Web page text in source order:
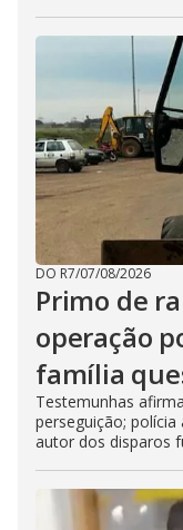
DO R7/07/08/2026
Primo de
operação
família
Testemunhas
perseguição;
autor dos disparos